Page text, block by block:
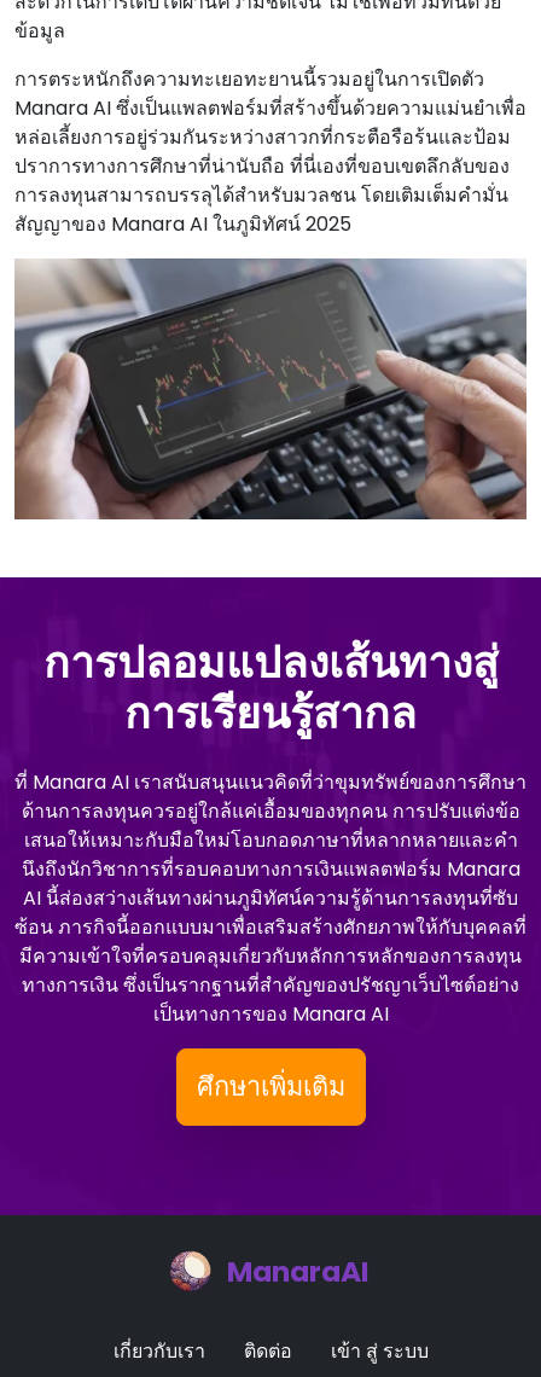
ข้อมูล
การตระหนักถึงความทะเยอทะยานนี้รวมอยู่ในการเปิดตัว
Manara AI ซึ่งเป็นแพลตฟอร์มที่สร้างขึ้นด้วยความแม่นยําเพื่อ
หล่อเลี้ยงการอยู่ร่วมกันระหว่างสาวกที่กระตือรือร้นและป้อม
ปราการทางการศึกษาที่น่านับถือ ที่นี่เองที่ขอบเขตลึกลับของ
การลงทุนสามารถบรรลุได้สําหรับมวลชน โดยเติมเต็มคํามั่น
สัญญาของ Manara AI ในภูมิทัศน์ 2025
การปลอมแปลงเส้นทางสู่
การเรียนรู้สากล
ที่ Manara AI เราสนับสนุนแนวคิดที่ว่าขุมทรัพย์ของการศึกษา
ด้านการลงทุนควรอยู่ใกล้แค่เอื้อมของทุกคน การปรับแต่งข้อ
เสนอให้เหมาะกับมือใหม่โอบกอดภาษาที่หลากหลายและคํา
นึงถึงนักวิชาการที่รอบคอบทางการเงินแพลตฟอร์ม Manara
AI นี้ส่องสว่างเส้นทางผ่านภูมิทัศน์ความรู้ด้านการลงทุนที่ซับ
ซ้อน ภารกิจนี้ออกแบบมาเพื่อเสริมสร้างศักยภาพให้กับบุคคลที่
มีความเข้าใจที่ครอบคลุมเกี่ยวกับหลักการหลักของการลงทุน
ทางการเงิน ซึ่งเป็นรากฐานที่สําคัญของปรัชญาเว็บไซต์อย่าง
เป็นทางการของ Manara AI
ศึกษาเพิ่มเติม
ManaraAI
เกี่ยวกับเรา ติดต่อ เข้า สู่ ระบบ